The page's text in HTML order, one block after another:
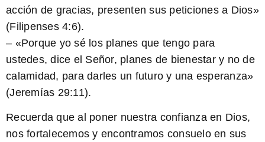
acción de gracias, presenten sus peticiones a Dios»
(Filipenses 4:6).
– «Porque yo sé los planes que tengo para
ustedes, dice el Señor, planes de bienestar y no de
calamidad, para darles un futuro y una esperanza»
(Jeremías 29:11).
Recuerda que al poner nuestra confianza en Dios,
nos fortalecemos y encontramos consuelo en sus